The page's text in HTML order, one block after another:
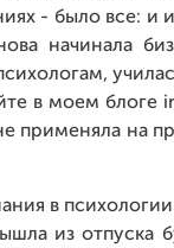
- было все: и
начинала
в моем
применяла на
в психологии
из отпуска